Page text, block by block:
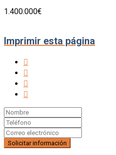
1.400.000€
Imprimir esta página




Nombre
Teléfono
email